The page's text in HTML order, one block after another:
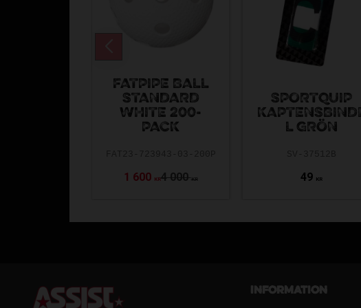
FATPIPE BALL
STANDARD
WHITE 200-
PACK
1 600 KR4 000 KR
SPORTQUIP
L GRÖN
49 KR
Information